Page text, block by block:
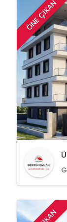
ÖNE ÇIKAN